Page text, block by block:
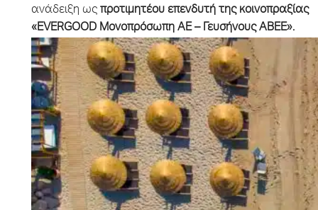
ανάδειξη ως προτιμητέου επενδυτή της κοινοπραξίας
«EVERGOOD Μονοπρόσωπη ΑΕ – Γευσήνους ΑΒΕΕ».